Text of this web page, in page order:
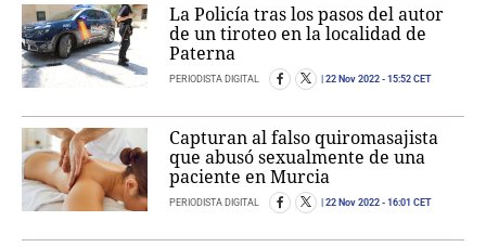
La Policía tras los pasos del autor
de un tiroteo en la localidad de
Paterna
PERIODISTA DIGITAL 22 Nov 2022 - 15:52 CET
Capturan al falso quiromasajista
que abusó sexualmente de una
paciente en Murcia
PERIODISTA DIGITAL 22 Nov 2022 - 16:01 CET